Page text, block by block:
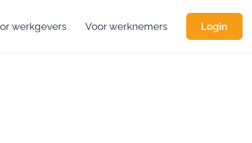
werkgevers Voor werknemers Login